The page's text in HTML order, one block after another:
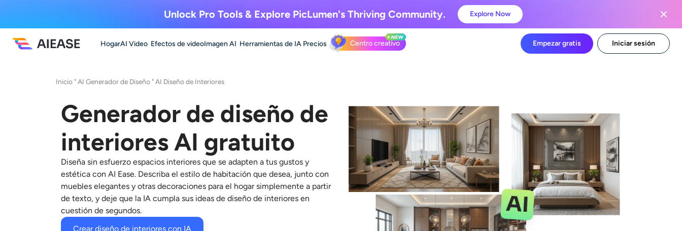
Unlock Pro Tools & ExplorePicLumen's Thriving Community. Explore Now
HogarAI Video Efectos de videoImagen AI Herramientas de IA Precios Centro creativo Empezar gratis Iniciar sesión
Inicio "AI Generador de Diseño "AI Diseño de Interiores
Generador de diseño de
interiores AI gratuito
Diseña sin esfuerzo espacios interiores que se adapten a tus gustos y
estética con AI Ease. Describa el estilo de habitación que desea, junto con
muebles elegantes y otras decoraciones para el hogar simplemente a partir
de texto, y deje que la IA cumpla sus ideas de diseño de interiores en
cuestión de segundos.
Crear diseño de interiores con IA